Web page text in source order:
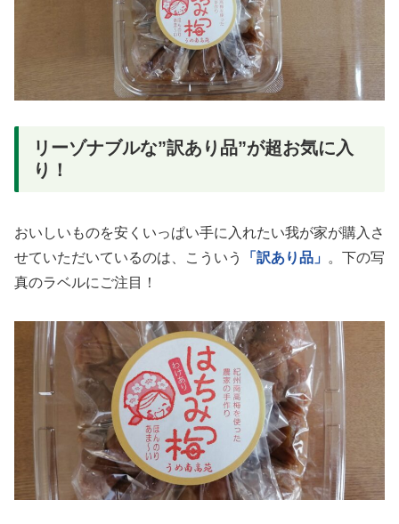
リーゾナブルな”訳あり品”が超お気に入
り！
おいしいものを安くいっぱい手に入れたい我が家が購入さ
せていただいているのは、こういう
「訳あり品」 。下の写
真のラベルにご注目！